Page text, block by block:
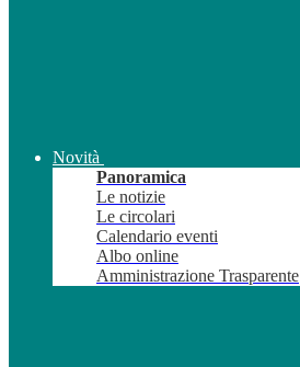
Novità
Panoramica
Le notizie
Le circolari
Calendario eventi
Albo online
Amministrazione Trasparente